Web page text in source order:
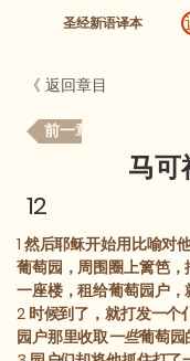
圣经新语译本
《 返回章目
前一章
马可
12
1 然后耶稣开始用比喻对
葡萄园，周围圈上篱笆
一座楼，租给葡萄园户，
2 时候到了，就打发一个
园户那里收取一些葡萄园